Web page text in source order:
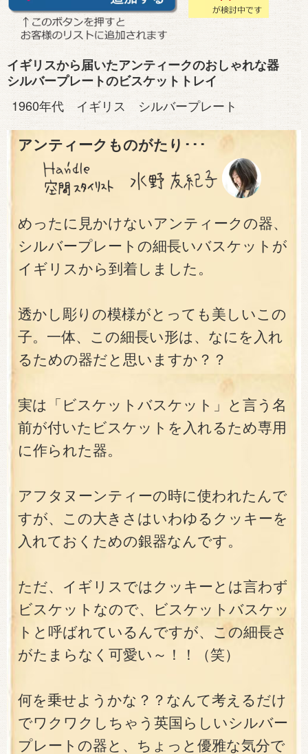
イギリスから届いたアンティークのおしゃれな器
シルバープレートのビスケットトレイ
1960年代 イギリス シルバープレート
アンティークものがたり･･･
めったに見かけないアンティークの器、
シルバープレートの細長いバスケットが
イギリスから到着しました。
透かし彫りの模様がとっても美しいこの
子。一体、この細長い形は、なにを入れ
るための器だと思いますか？？
実は「ビスケットバスケット」と言う名
前が付いたビスケットを入れるため専用
に作られた器。
アフタヌーンティーの時に使われたんで
すが、この大きさはいわゆるクッキーを
入れておくための銀器なんです。
ただ、イギリスではクッキーとは言わず
ビスケットなので、ビスケットバスケッ
トと呼ばれているんですが、この細長さ
がたまらなく可愛い～！！（笑）
何を乗せようかな？？なんて考えるだけ
でワクワクしちゃう英国らしいシルバー
プレートの器と、ちょっと優雅な気分で